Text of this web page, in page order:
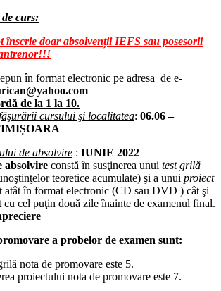
curs:
înscrie doar absolvenții IEFS sau posesorii
în format electronic pe adresa de e-
de la 1 la 10.
cursului şi localitatea: 06.06 –
de absolvire : IUNIE 2022
absolvire constă în susţinerea unui test grilă
teoretice acumulate) şi a unui proiect
atât în format electronic (CD sau DVD ) cât şi
cu cel puţin două zile înainte de examenul final.
a probelor de examen sunt:
nota de promovare este 5.
proiectului nota de promovare este 7.